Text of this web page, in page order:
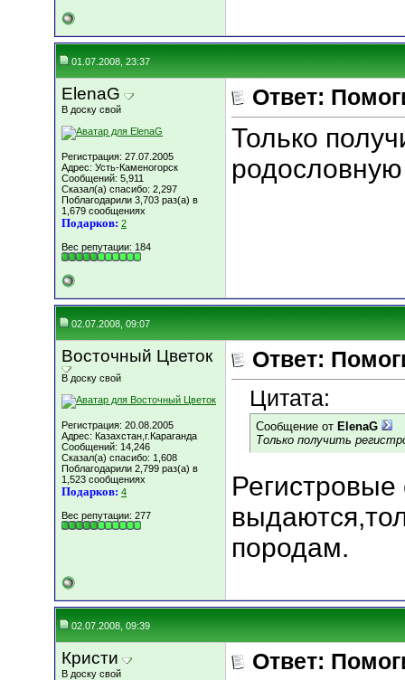
01.07.2008, 23:37
ElenaG
В доску свой
Регистрация: 27.07.2005
Адрес: Усть-Каменогорск
Сообщений: 5,911
Сказал(а) спасибо: 2,297
Поблагодарили 3,703 раз(а) в
1,679 сообщениях
Подарков: 2
Вес репутации: 184
Ответ:
Только
02.07.2008, 09:07
Восточный Цветок
В доску свой
Регистрация: 20.08.2005
Адрес: Казахстан,г.Караганда
Сообщений: 14,246
Сказал(а) спасибо: 1,608
Поблагодарили 2,799 раз(а) в
1,523 сообщениях
Подарков: 4
Вес репутации: 277
Ответ:
Цитата:
Сообщение от ElenaG
Только получить
Регистровые
породам.
02.07.2008, 09:39
Кристи
В доску свой Ответ: